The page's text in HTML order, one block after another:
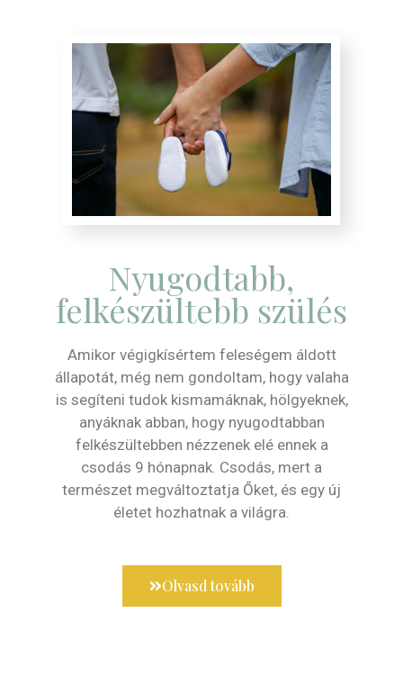
Nyugodtabb,
felkészültebb szülés
Amikor végigkísértem feleségem áldott
állapotát, még nem gondoltam, hogy valaha
is segíteni tudok kismamáknak, hölgyeknek,
anyáknak abban, hogy nyugodtabban
felkészültebben nézzenek elé ennek a
csodás 9 hónapnak. Csodás, mert a
természet megváltoztatja Őket, és egy új
életet hozhatnak a világra.
Olvasd tovább